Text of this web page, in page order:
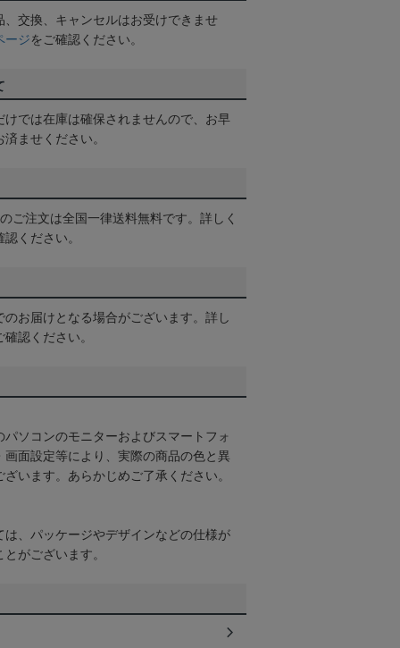
交換、キャンセルはお受けできませ
ージをご確認ください。
けでは在庫は確保されませんので、お早
ませください。
ご注文は全国一律送料無料です。詳しく
認ください。
お届けとなる場合がございます。詳し
確認ください。
ソコンのモニターおよびスマートフォ
画面設定等により、実際の商品の色と異
います。あらかじめご了承ください。
は、パッケージやデザインなどの仕様が
がございます。